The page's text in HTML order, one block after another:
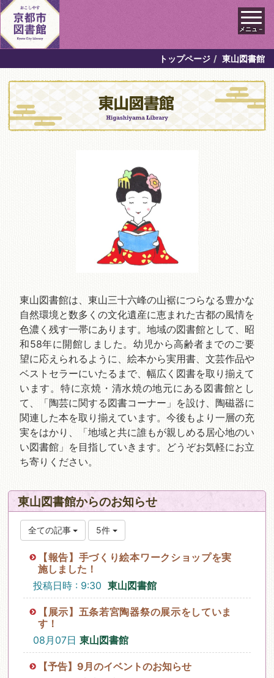
メニュ－
トップページ 東山図書館
東山図書館は、東山三十六峰の山裾につらなる豊かな
自然環境と数多くの文化遺産に恵まれた古都の風情を
色濃く残す一帯にあります。地域の図書館として、昭
和58年に開館しました。幼児から高齢者までのご要
望に応えられるように、絵本から実用書、文芸作品や
ベストセラーにいたるまで、幅広く図書を取り揃えて
います。特に京焼・清水焼の地元にある図書館とし
て、「陶芸に関する図書コーナー」を設け、陶磁器に
関連した本を取り揃えています。今後もより一層の充
実をはかり、「地域と共に誰もが親しめる居心地のい
い図書館」を目指していきます。どうぞお気軽にお立
ち寄りください。
東山図書館からのお知らせ
全ての記事 5件
【報告】手づくり絵本ワークショップを実
施しました！
投稿日時 : 9:30 東山図書館
【展示】五条若宮陶器祭の展示をしていま
す！
08月07日 東山図書館
【予告】9月のイベントのお知らせ